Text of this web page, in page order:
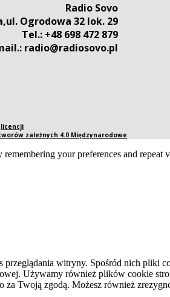
Radio Sovo
Ogrodowa 32 lok. 29
Tel.: +48 698 472 879
radio@radiosovo.pl
licencji
zależnych 4.0 Międzynarodowe
your preferences and
witryny. Spośród nich pliki
Używamy również plików cookie
Twoją zgodą. Możesz również